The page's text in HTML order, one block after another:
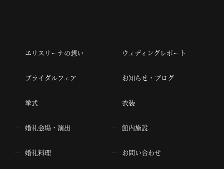
エリスリーナの想い
ブライダルフェア
挙式
婚礼会場・演出
婚礼料理
ウェディングレポート
お知らせ・ブログ
衣装
館内施設
お問い合わせ